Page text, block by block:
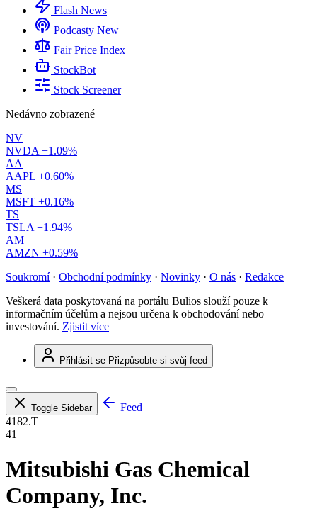
Flash News
Podcasty New
Fair Price Index
StockBot
Stock Screener
Nedávno zobrazené
NV
NVDA +1.09%
AA
AAPL +0.60%
MS
MSFT +0.16%
TS
TSLA +1.94%
AM
AMZN +0.59%
Soukromí · Obchodní podmínky · Novinky · O nás · Redakce
Veškerá data poskytovaná na portálu Bulios slouží pouze k
informačním účelům a nejsou určena k obchodování nebo
investování. Zjistit více
Přihlásit se Přizpůsobte si svůj feed
Toggle Sidebar
Feed
4182.T
41
Mitsubishi Gas Chemical
Company, Inc.